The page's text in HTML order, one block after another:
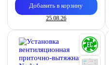
Добавить в корзину
25.08.26